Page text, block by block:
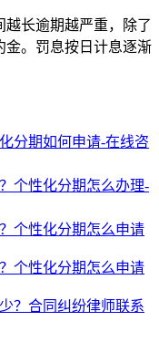
长逾期越严重，除了
金。罚息按日计息逐渐
分期如何申请-在线咨
个性化分期怎么办理-
个性化分期怎么申请
个性化分期怎么申请
？合同纠纷律师联系